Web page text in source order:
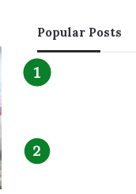
Popular Posts